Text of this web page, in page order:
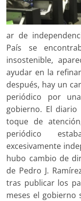
ar de
País se
insostenible,
ayudar en la
después, hay un
periódico por
gobierno. El
toque de
periódico
excesivamente
hubo cambio de
de Pedro J.
tras publicar los
meses el gobierno